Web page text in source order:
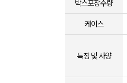
박스포장수량
케이스
특징 및 사양